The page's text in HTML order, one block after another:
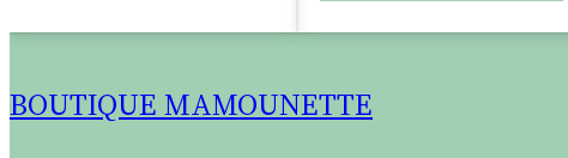
BOUTIQUE MAMOUNETTE